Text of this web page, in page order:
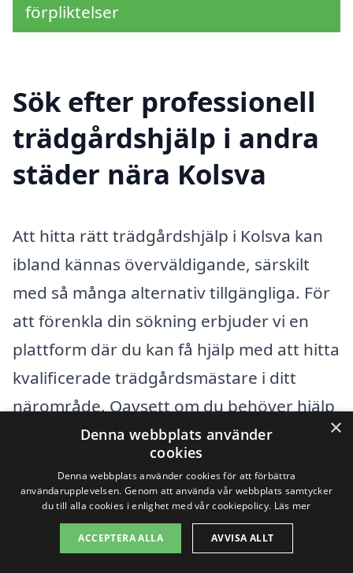
förpliktelser
Sök efter professionell
trädgårdshjälp i andra
städer nära Kolsva
Att hitta rätt trädgårdshjälp i Kolsva kan
ibland kännas överväldigande, särskilt
med så många alternativ tillgängliga. För
att förenkla din sökning erbjuder vi en
plattform där du kan få hjälp med att hitta
kvalificerade trädgårdsmästare i ditt
närområde. Oavsett om du behöver hjälp
med gräsklippning, slyröjning eller
trädgårdsdesign kan vi hjälpa dig att få
kontakt med professionella i Kolsva och
dess omgivningar.
×
Denna webbplats använder
cookies
Denna webbplats använder cookies för att förbättra
användarupplevelsen. Genom att använda vår webbplats samtycker
du till alla cookies i enlighet med vår cookiepolicy. Läs mer
ACCEPTERA ALLA AVVISA ALLT